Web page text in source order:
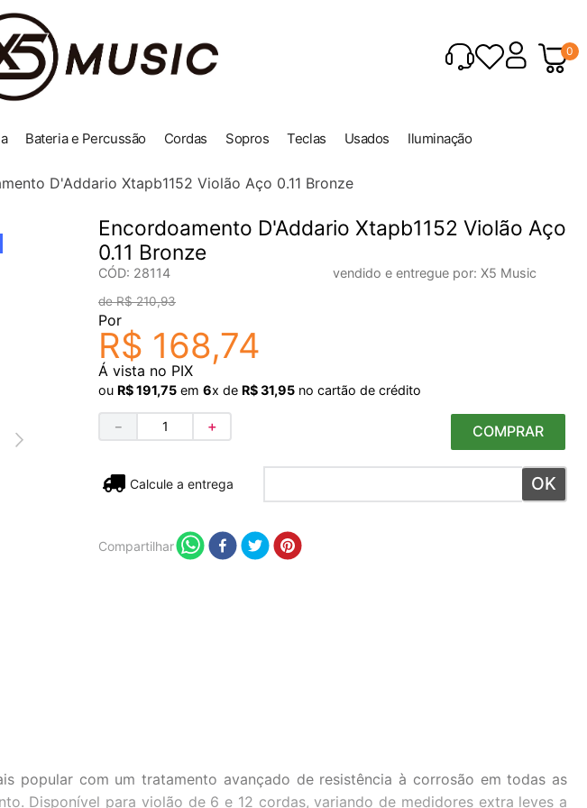
0
Bateria e Percussão Cordas Sopros Teclas Usados Iluminação
D'Addario Xtapb1152 Violão Aço 0.11 Bronze
Encordoamento D'Addario Xtapb1152 Violão Aço
0.11 Bronze
CÓD: 28114 vendido e entregue por: X5 Music
R$ 210,93
Por
R$ 168,74
Á vista no PIX
ou R$191,75 em 6x de R$31,95 no cartão de crédito
＋
－ COMPRAR
Não sei meu CEP
Compartilhar
popular com um tratamento avançado de resistência à corrosão em todas as
Disponível para violão de 6 e 12 cordas, variando de medidores extra leves a